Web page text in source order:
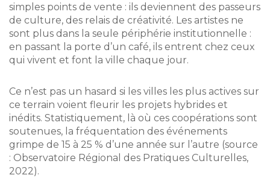
simples points de vente : ils deviennent des passeurs
de culture, des relais de créativité. Les artistes ne
sont plus dans la seule périphérie institutionnelle :
en passant la porte d’un café, ils entrent chez ceux
qui vivent et font la ville chaque jour.
Ce n’est pas un hasard si les villes les plus actives sur
ce terrain voient fleurir les projets hybrides et
inédits. Statistiquement, là où ces coopérations sont
soutenues, la fréquentation des événements
grimpe de 15 à 25 % d’une année sur l’autre (source
: Observatoire Régional des Pratiques Culturelles,
2022).